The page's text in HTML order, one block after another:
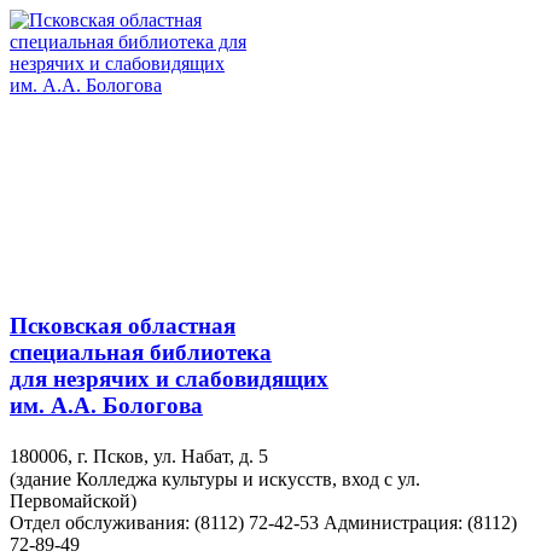
Псковская областная
специальная библиотека
для незрячих и слабовидящих
им. А.А. Бологова
180006, г. Псков, ул. Набат, д. 5
(здание Колледжа культуры и искусств, вход с ул.
Первомайской)
Отдел обслуживания: (8112) 72-42-53 Администрация: (8112)
72-89-49